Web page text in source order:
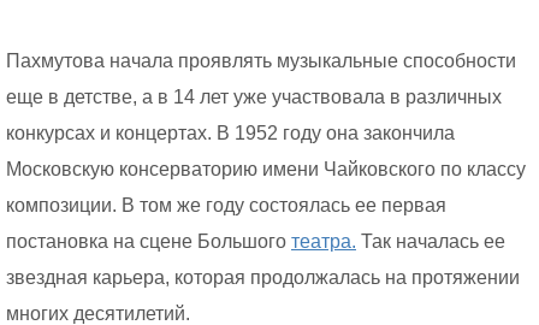
Пахмутова начала проявлять музыкальные способности
еще в детстве, а в 14 лет уже участвовала в различных
конкурсах и концертах. В 1952 году она закончила
Московскую консерваторию имени Чайковского по классу
композиции. В том же году состоялась ее первая
постановка на сцене Большого театра. Так началась ее
звездная карьера, которая продолжалась на протяжении
многих десятилетий.